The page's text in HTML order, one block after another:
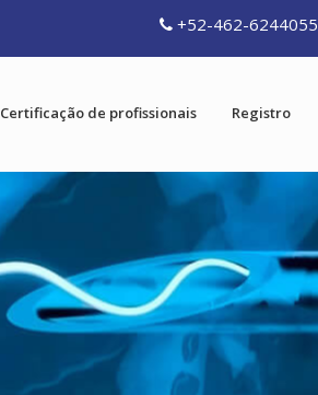
+52-462-6244055
Certificação de profissionais Registro